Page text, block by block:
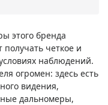
этого бренда
четкое и
наблюдений.
огромен: здесь есть
видения,
дальномеры,